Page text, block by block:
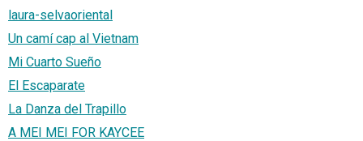
laura-selvaoriental
Un camí cap al Vietnam
Mi Cuarto Sueño
El Escaparate
La Danza del Trapillo
A MEI MEI FOR KAYCEE